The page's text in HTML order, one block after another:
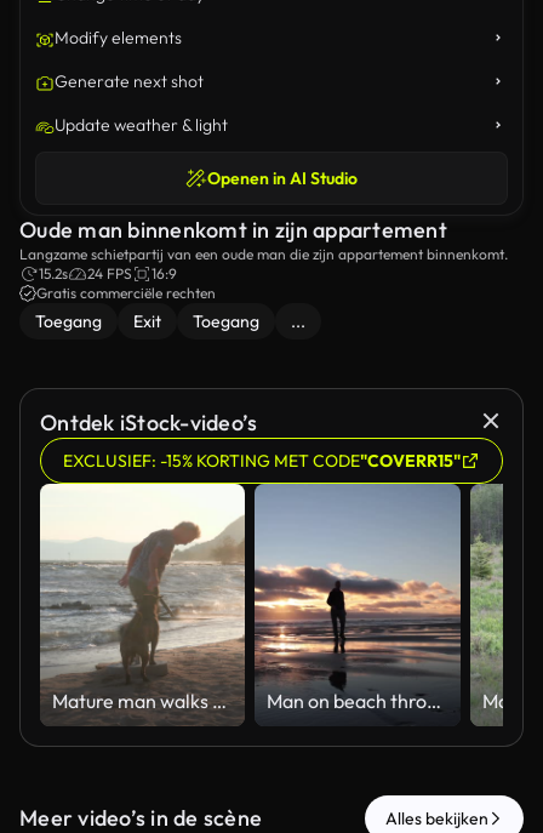
Modify elements
Generate next shot
Update weather & light
Openen in AI Studio
Oude man binnenkomt in zijn appartement
Langzame schietpartij van een oude man die zijn appartement binnenkomt.
15.2s
24 FPS
16:9
Gratis commerciële rechten
Toegang Exit Toegang ...
Ontdek iStock-video’s
EXCLUSIEF: -15% KORTING MET CODE"COVERR15"
Mature man walks with dogs on empty beach Man on beach throws frisbee, dog jumps to catch it at sunset
Meer video’s in de scène Alles bekijken